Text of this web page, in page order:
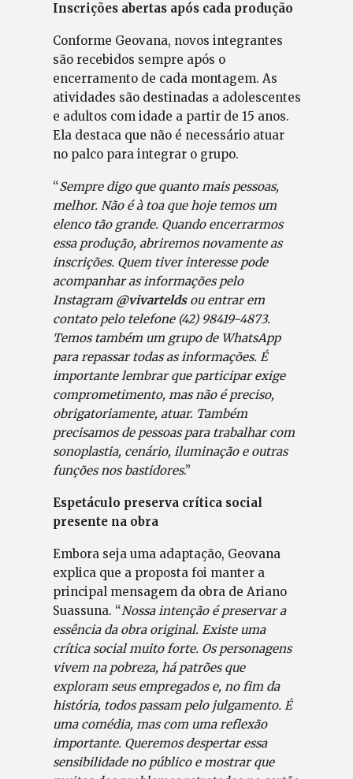
Inscrições abertas após cada produção
Conforme Geovana, novos integrantes
são recebidos sempre após o
encerramento de cada montagem. As
atividades são destinadas a adolescentes
e adultos com idade a partir de 15 anos.
Ela destaca que não é necessário atuar
no palco para integrar o grupo.
“Sempre digo que quanto mais pessoas,
melhor. Não é à toa que hoje temos um
elenco tão grande. Quando encerrarmos
essa produção, abriremos novamente as
inscrições. Quem tiver interesse pode
acompanhar as informações pelo
Instagram @vivarteldsou entrar em
contato pelo telefone (42) 98419-4873.
Temos também um grupo de WhatsApp
para repassar todas as informações. É
importante lembrar que participar exige
comprometimento, mas não é preciso,
obrigatoriamente, atuar. Também
precisamos de pessoas para trabalhar com
sonoplastia, cenário, iluminação e outras
funções nos bastidores.”
Espetáculo preserva crítica social
presente na obra
Embora seja uma adaptação, Geovana
explica que a proposta foi manter a
principal mensagem da obra de Ariano
Suassuna. “Nossa intenção é preservar a
essência da obra original. Existe uma
crítica social muito forte. Os personagens
vivem na pobreza, há patrões que
exploram seus empregados e, no fim da
história, todos passam pelo julgamento. É
uma comédia, mas com uma reflexão
importante. Queremos despertar essa
sensibilidade no público e mostrar que